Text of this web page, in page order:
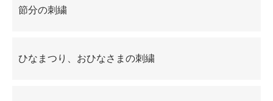
節分の刺繍
ひなまつり、おひなさまの刺繍